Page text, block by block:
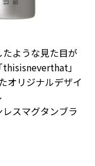
ような見た目が
」
オリジナルデザイ
レスマグタンブラ